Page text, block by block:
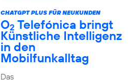
CHATGPT PLUS FÜR NEUKUNDEN
O2 Telefónica bringt
Künstliche Intelligenz
in den
Mobilfunkalltag
Das